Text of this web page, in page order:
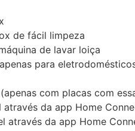
de fácil limpeza
de lavar loiça
para
com placas com
através da app Home
através da app Home